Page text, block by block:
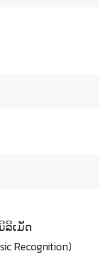
ລິເມັດ
Recognition)